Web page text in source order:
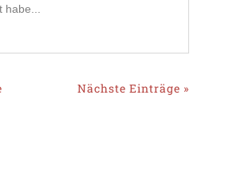
Nächste Einträge »